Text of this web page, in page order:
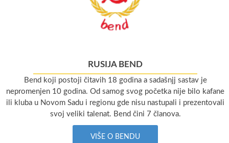
RUSIJA BEND
Bend koji postoji čitavih 18 godina a sadašnjj sastav je
nepromenjen 10 godina. Od samog svog početka nije bilo kafane
ili kluba u Novom Sadu i regionu gde nisu nastupali i prezentovali
svoj veliki talenat. Bend čini 7 članova.
VIŠE O BENDU